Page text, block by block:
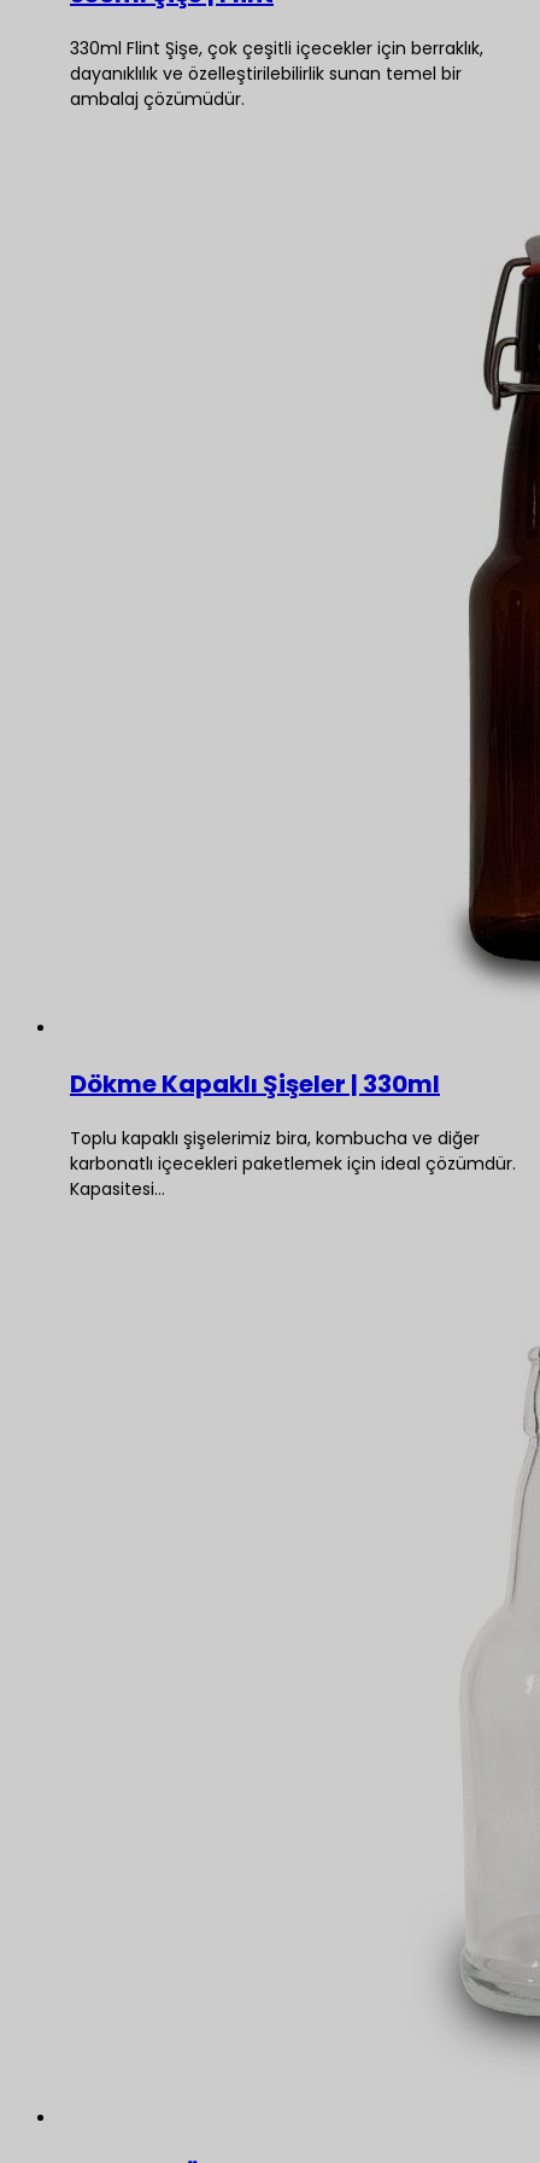
330ml Flint Şişe, çok çeşitli içecekler için berraklık,
dayanıklılık ve özelleştirilebilirlik sunan temel bir
ambalaj çözümüdür.
Dökme Kapaklı Şişeler | 330ml
Toplu kapaklı şişelerimiz bira, kombucha ve diğer
karbonatlı içecekleri paketlemek için ideal çözümdür.
Kapasitesi…